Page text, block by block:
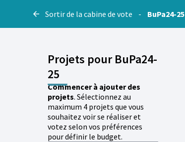
Sortir de la cabine de vote - BuPa24-25
Projets pour BuPa24-
25
Commencer à ajouter des
projets. Sélectionnez au
maximum 4 projets que vous
souhaitez voir se réaliser et
votez selon vos préférences
pour définir le budget.